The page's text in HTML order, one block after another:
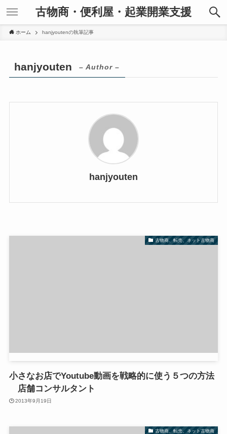
古物商・便利屋・起業開業支援
ホーム hanjyoutenの執筆記事
hanjyouten – Author –
hanjyouten
古物商、転売、ネット古物商
小さなお店でYoutube動画を戦略的に使う５つの方法
店舗コンサルタント
2013年9月19日
古物商、転売、ネット古物商